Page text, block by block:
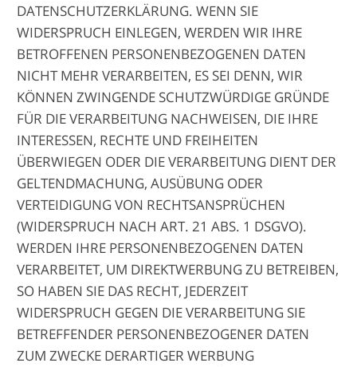
DATENSCHUTZERKLÄRUNG. WENN SIE
WIDERSPRUCH EINLEGEN, WERDEN WIR IHRE
BETROFFENEN PERSONENBEZOGENEN DATEN
NICHT MEHR VERARBEITEN, ES SEI DENN, WIR
KÖNNEN ZWINGENDE SCHUTZWÜRDIGE GRÜNDE
FÜR DIE VERARBEITUNG NACHWEISEN, DIE IHRE
INTERESSEN, RECHTE UND FREIHEITEN
ÜBERWIEGEN ODER DIE VERARBEITUNG DIENT DER
GELTENDMACHUNG, AUSÜBUNG ODER
VERTEIDIGUNG VON RECHTSANSPRÜCHEN
(WIDERSPRUCH NACH ART. 21 ABS. 1 DSGVO).
WERDEN IHRE PERSONENBEZOGENEN DATEN
VERARBEITET, UM DIREKTWERBUNG ZU BETREIBEN,
SO HABEN SIE DAS RECHT, JEDERZEIT
WIDERSPRUCH GEGEN DIE VERARBEITUNG SIE
BETREFFENDER PERSONENBEZOGENER DATEN
ZUM ZWECKE DERARTIGER WERBUNG